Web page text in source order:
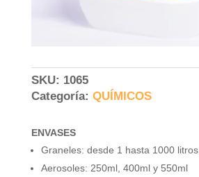
SKU: 1065
Categoría: QUÍMICOS
ENVASES
Graneles: desde 1 hasta 1000 litros.
Aerosoles: 250ml, 400ml y 550ml